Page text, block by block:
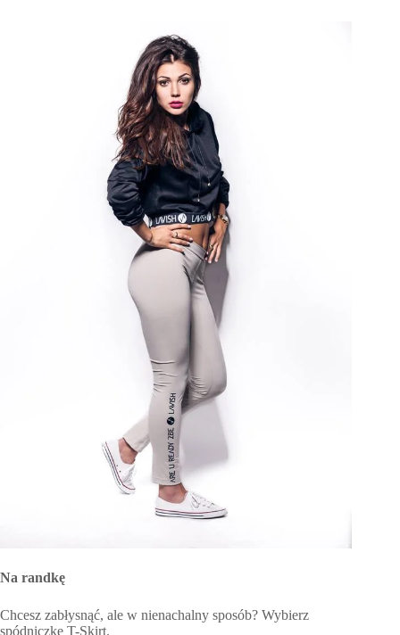
Na randkę
Chcesz zabłysnąć, ale w nienachalny sposób? Wybierz
spódniczkę T-Skirt.